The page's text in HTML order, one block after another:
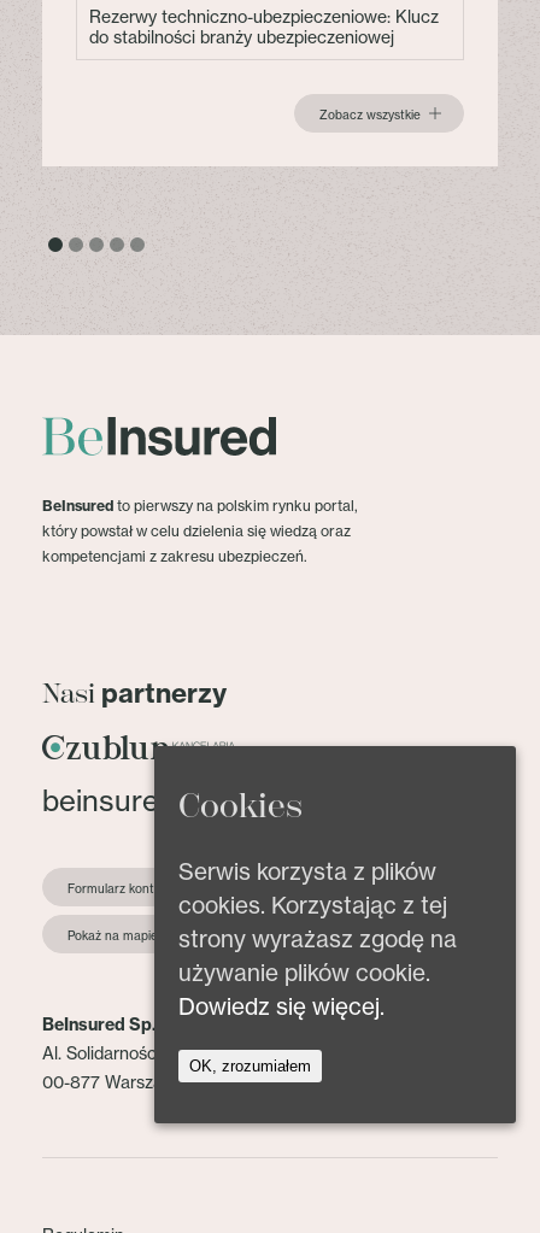
Rezerwy techniczno-ubezpieczeniowe: Klucz
do stabilności branży ubezpieczeniowej
Zobacz wszystkie
BeInsured to pierwszy na polskim rynku portal,
który powstał w celu dzielenia się wiedzą oraz
kompetencjami z zakresu ubezpieczeń.
Nasi partnerzy
beinsured@beinsured.pl
Formularz kontaktowy
Pokaż na mapie
BeInsured Sp. z o.o.
Al. Solidarności 153 lok. 2
00-877 Warszawa
Cookies
Serwis korzysta z plików
cookies. Korzystając z tej
strony wyrażasz zgodę na
używanie plików cookie.
Dowiedz się więcej.
OK, zrozumiałem